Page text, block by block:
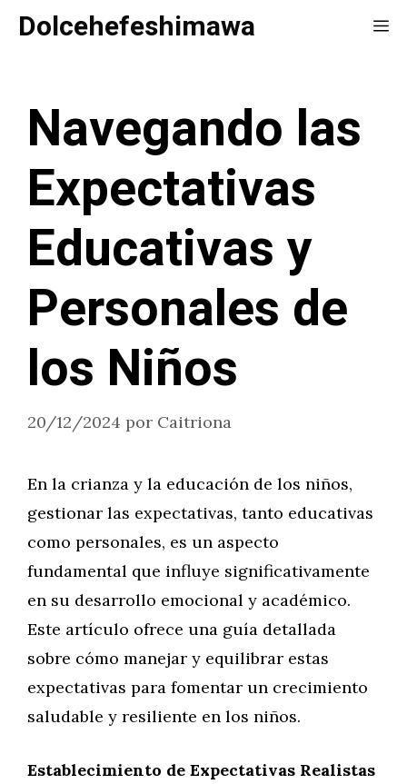
SaltarDolcehefeshimawa
Navegando las
Expectativas
Educativas y
Personales de
los Niños
20/12/2024 por Caitriona
En la crianza y la educación de los niños,
gestionar las expectativas, tanto educativas
como personales, es un aspecto
fundamental que influye significativamente
en su desarrollo emocional y académico.
Este artículo ofrece una guía detallada
sobre cómo manejar y equilibrar estas
expectativas para fomentar un crecimiento
saludable y resiliente en los niños.
Establecimiento de Expectativas Realistas